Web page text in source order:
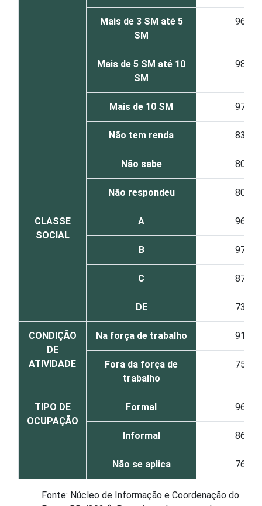
Mais de 3 SM até 5
SM
96
Mais de 5 SM até 10
SM
98
Mais de 10 SM 97
Não tem renda 83
Não sabe 80
Não respondeu 80
CLASSE
SOCIAL
A 96
B 97
C 87
DE 73
CONDIÇÃO
DE
ATIVIDADE
Na força de trabalho 91
Fora da força de
trabalho
75
TIPO DE
OCUPAÇÃO
Formal 96
Informal 86
Não se aplica 76
Fonte: Núcleo de Informação e Coordenação do